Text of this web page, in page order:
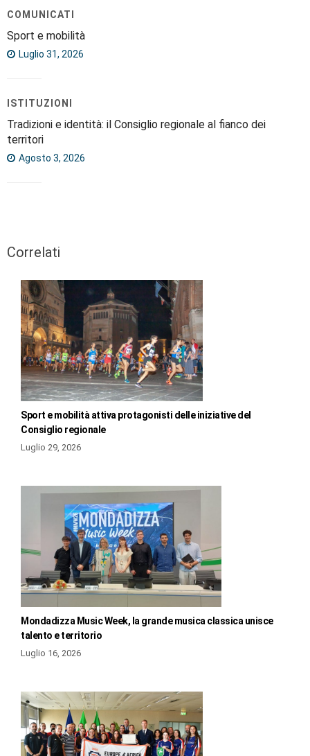
COMUNICATI
Sport e mobilità
Luglio 31, 2026
ISTITUZIONI
Tradizioni e identità: il Consiglio regionale al fianco dei
territori
Agosto 3, 2026
Correlati
Sport e mobilità attiva protagonisti delle iniziative del
Consiglio regionale
Luglio 29, 2026
Mondadizza Music Week, la grande musica classica unisce
talento e territorio
Luglio 16, 2026